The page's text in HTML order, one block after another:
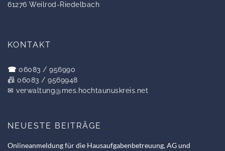
61276 Weilrod-Riedelbach
KONTAKT
☎ 06083 / 956990
📠 06083 / 9569948
✉ verwaltung@mes.hochtaunuskreis.net
NEUESTE BEITRÄGE
Onlineanmeldung für die Hausaufgabenbetreuung, AG und